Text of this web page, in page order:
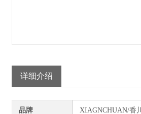
详细介绍
品牌 XIAGNCHUAN/香川